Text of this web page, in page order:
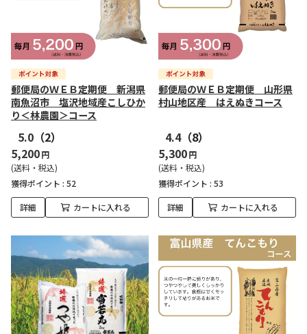
郵便局のＷＥＢ定期便 新潟県
南魚沼市 塩沢地域産こしひか
り＜林農園＞コース
5.0 （2）
5,200円
(送料・税込)
獲得ポイント : 52
詳細 カートに入れる
郵便局のＷＥＢ定期便 山形県
村山地区産 はえぬきコース
4.4（8）
5,300円
(送料・税込)
獲得ポイント : 53
詳細 カートに入れる